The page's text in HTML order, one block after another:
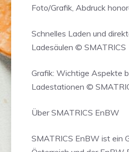
Foto/Grafik, Abdruck
Schnelles Laden und
Ladesäulen © SMATRICS
Grafik: Wichtige Aspekte
Ladestationen ©
Über SMATRICS EnBW
SMATRICS EnBW ist ein